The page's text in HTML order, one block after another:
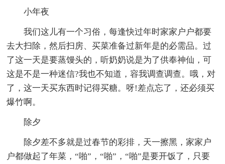
小年夜
我们这儿有一个习俗，每逢快过年时家家户户都要
去大扫除，然后扫房、买菜准备过新年是的必需品。过
了这一天是要蒸馒头的，听奶奶说是为了供奉神仙，可
这是不是一种迷信?我也不知道，容我调查调查。哦，对
了，这一天买东西时记得买糖。呀!差点忘了，还必须买
爆竹啊。
除夕
除夕差不多就是过春节的彩排，天一擦黑，家家户
户都做起了年菜，“啪”，“啪”，“啪”是要开饭了，只要